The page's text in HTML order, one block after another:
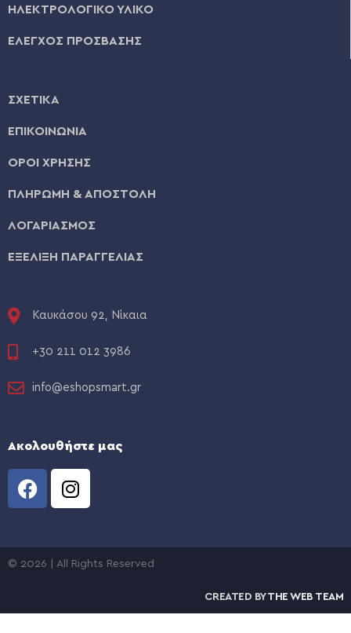
ΗΛΕΚΤΡΟΛΟΓΙΚΟ ΥΛΙΚΟ
ΕΛΕΓΧΟΣ ΠΡΟΣΒΑΣΗΣ
ΣΧΕΤΙΚΑ
ΕΠΙΚΟΙΝΩΝΙΑ
ΟΡΟΙ ΧΡΗΣΗΣ
ΠΛΗΡΩΜΗ & ΑΠΟΣΤΟΛΗ
ΛΟΓΑΡΙΑΣΜΟΣ
ΕΞΕΛΙΞΗ ΠΑΡΑΓΓΕΛΙΑΣ
Καυκάσου 92, Νίκαια
+30 211 012 3986
info@eshopsmart.gr
Ακολουθήστε μας
© 2026 | All Rights Reserved
CREATED BYTHE WEB TEAM